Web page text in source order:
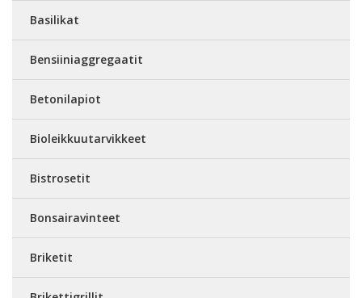
Basilikat
Bensiiniaggregaatit
Betonilapiot
Bioleikkuutarvikkeet
Bistrosetit
Bonsairavinteet
Briketit